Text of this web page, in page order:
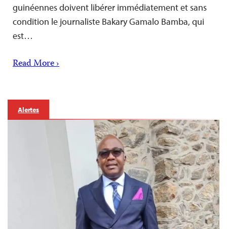
guinéennes doivent libérer immédiatement et sans
condition le journaliste Bakary Gamalo Bamba, qui
est…
Read More ›
Alertes